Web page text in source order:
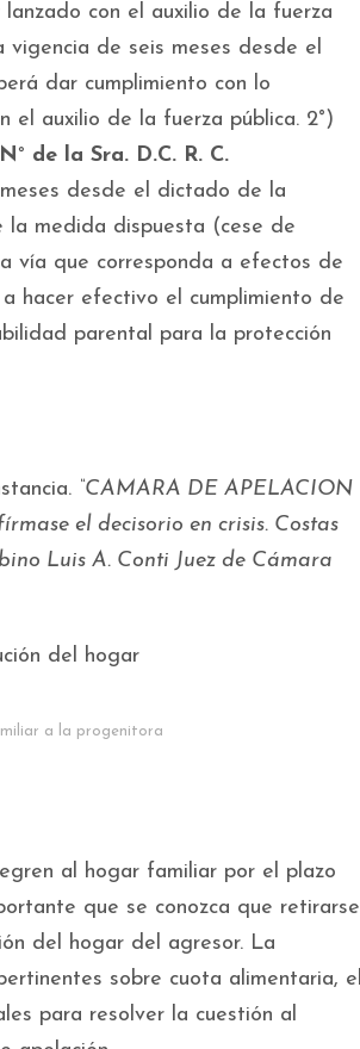
con el auxilio de la fuerza
de seis meses desde el
dar cumplimiento con lo
auxilio de la fuerza pública. 2°)
de la Sra. D.C. R. C.
desde el dictado de la
la medida dispuesta (cese de
vía que corresponda a efectos de
hacer efectivo el cumplimiento de
parental para la protección
“CAMARA DE APELACION
el decisorio en crisis. Costas
Luis A. Conti Juez de Cámara
a la progenitora
al hogar familiar por el plazo
que se conozca que retirarse
del hogar del agresor. La
sobre cuota alimentaria, el
para resolver la cuestión al